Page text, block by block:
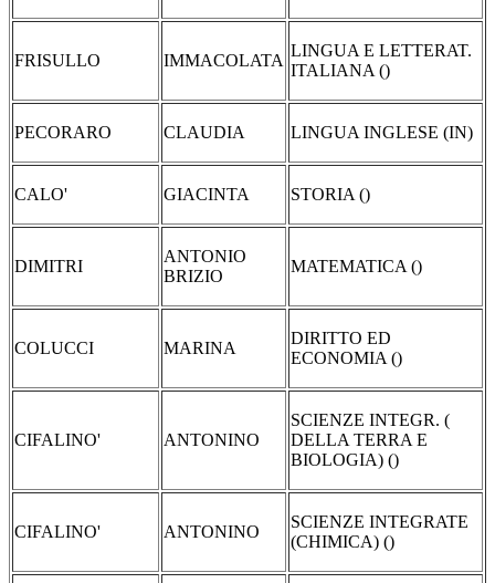
FRISULLO IMMACOLATA
LINGUA E LETTERAT.
ITALIANA ()
PECORARO CLAUDIA LINGUA INGLESE (IN)
CALO' GIACINTA STORIA ()
DIMITRI
ANTONIO
BRIZIO
MATEMATICA ()
COLUCCI MARINA
DIRITTO ED
ECONOMIA ()
CIFALINO' ANTONINO
SCIENZE INTEGR. (
DELLA TERRA E
BIOLOGIA) ()
CIFALINO' ANTONINO
SCIENZE INTEGRATE
(CHIMICA) ()